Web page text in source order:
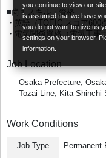
you continue to view our
is assumed that we have
you do not want to give us
settings on your browser.
information.
■尚可スキル・資格
・英語（TOEIC スコア
・電気関係資格（電気工
Job Location
Osaka Prefecture,
Tozai Line, Kita Shinchi
Work Conditions
Job Type
Permanent